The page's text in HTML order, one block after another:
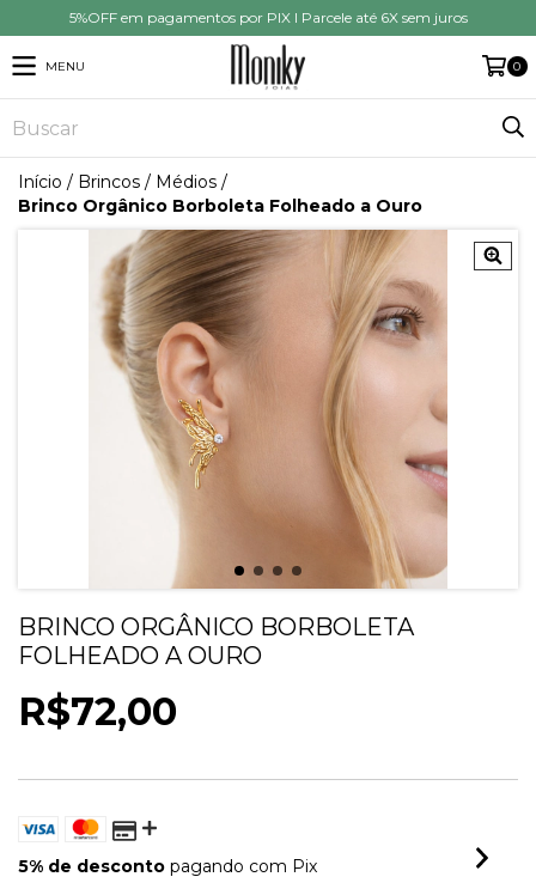
5%OFF em pagamentos por PIX I Parcele até 6X sem juros
MENU 0
Início / Brincos / Médios /
Brinco Orgânico Borboleta Folheado a Ouro
BRINCO ORGÂNICO BORBOLETA
FOLHEADO A OURO
R$72,00
5% de desconto pagando com Pix